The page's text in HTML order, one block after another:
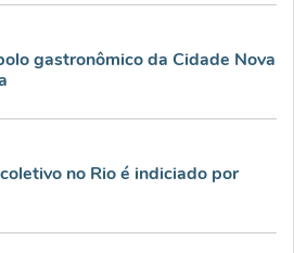
gastronômico da Cidade Nova
no Rio é indiciado por